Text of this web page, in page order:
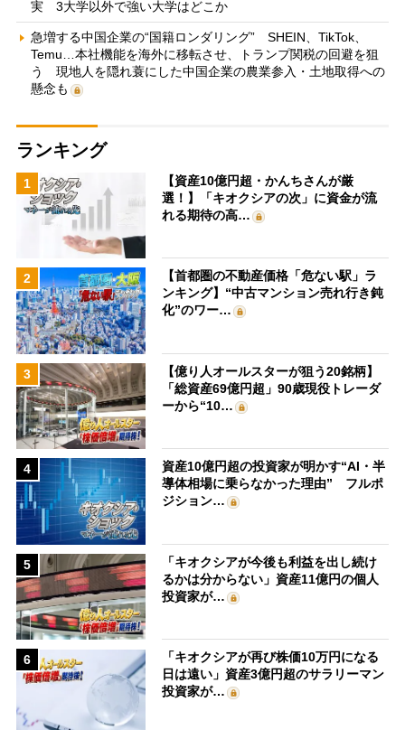
実 3大学以外で強い大学はどこか
急増する中国企業の“国籍ロンダリング” SHEIN、TikTok、
Temu…本社機能を海外に移転させ、トランプ関税の回避を狙
う 現地人を隠れ蓑にした中国企業の農業参入・土地取得への
懸念も
ランキング
1
【資産10億円超・かんちさんが厳
選！】「キオクシアの次」に資金が流
れる期待の高…
2
【首都圏の不動産価格「危ない駅」ラ
ンキング】“中古マンション売れ行き鈍
化”のワー…
3
【億り人オールスターが狙う20銘柄】
「総資産69億円超」90歳現役トレーダ
ーから“10…
4
資産10億円超の投資家が明かす“AI・半
導体相場に乗らなかった理由” フルポ
ジション…
5
「キオクシアが今後も利益を出し続け
るかは分からない」資産11億円の個人
投資家が…
6
「キオクシアが再び株価10万円になる
日は遠い」資産3億円超のサラリーマン
投資家が…